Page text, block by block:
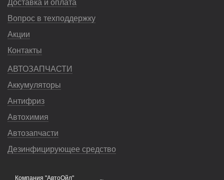
Доставка и оплата
Вопрос в техподдержку
Акции
Контакты
АВТОЗАПЧАСТИ
Аккумуляторы
Антифриз
Автохимия
Автозапчасти
Дезинфицирующее средство
Компания "АвтоОйл"